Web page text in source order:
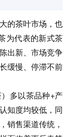
的茶叶市场，也
为代表的新式茶
出新、市场竞争
缓慢、停滞不前
多以茶品种+产
知度均较低，同
销售渠道传统，